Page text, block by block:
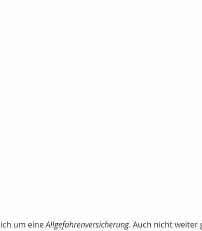
um eineAllgefahrenversicherung. Auch nicht weiter